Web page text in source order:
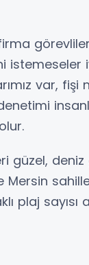
istemeseler
var, fişi
güzel,
Mersin
plaj sayısı